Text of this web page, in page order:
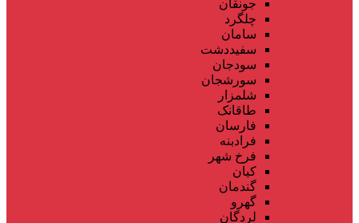
جونقان
چلگرد
سامان
سفیددشت
سودجان
سورشجان
شلمزار
طاقانک
فارسان
فرادبنه
فرخ شهر
کیان
گندمان
گهرو
لردگان